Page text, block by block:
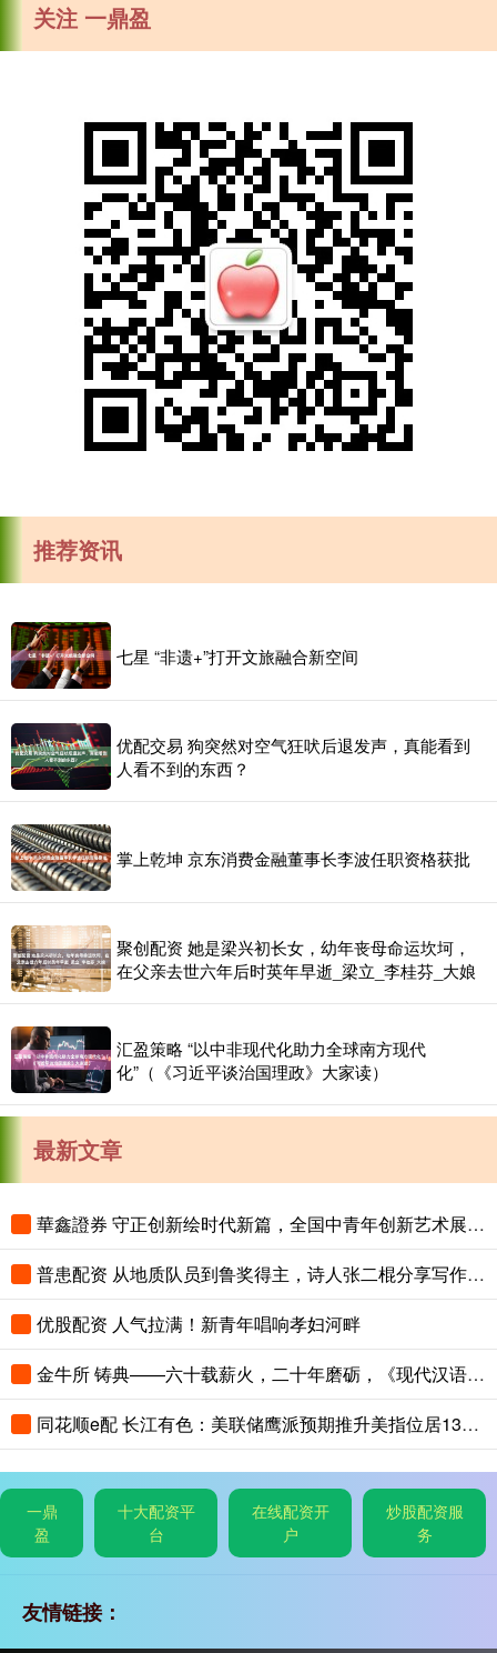
关注 一鼎盈
推荐资讯
七星 “非遗+”打开文旅融合新空间
优配交易 狗突然对空气狂吠后退发声，真能看到
人看不到的东西？
掌上乾坤 京东消费金融董事长李波任职资格获批
聚创配资 她是梁兴初长女，幼年丧母命运坎坷，
在父亲去世六年后时英年早逝_梁立_李桂芬_大娘
汇盈策略 “以中非现代化助力全球南方现代
化”（《习近平谈治国理政》大家读）
最新文章
華鑫證券 守正创新绘时代新篇，全国中青年创新艺术展登陆中国美术馆
普患配资 从地质队员到鲁奖得主，诗人张二棍分享写作与人生：“因为苍天在上，我愿埋首人间”
优股配资 人气拉满！新青年唱响孝妇河畔
金牛所 铸典——六十载薪火，二十年磨砺，《现代汉语大词典》出版
同花顺e配 长江有色：美联储鹰派预期推升美指位居13个月高位 25日镍价或小跌
一鼎
盈
十大配资平
台
在线配资开
户
炒股配资服
务
友情链接：